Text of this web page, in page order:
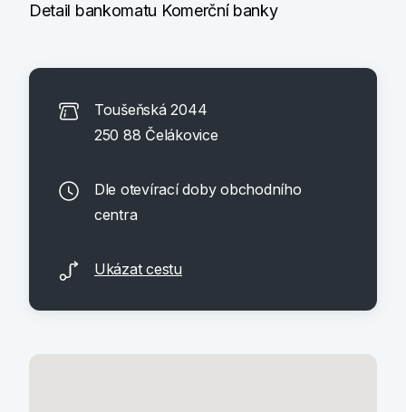
Detail bankomatu Komerční banky
Toušeňská 2044
250 88 Čelákovice
Dle otevírací doby obchodního
centra
Ukázat cestu